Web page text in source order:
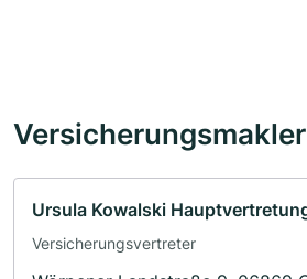
Ursula Kowalski
Versicherungsvertreter